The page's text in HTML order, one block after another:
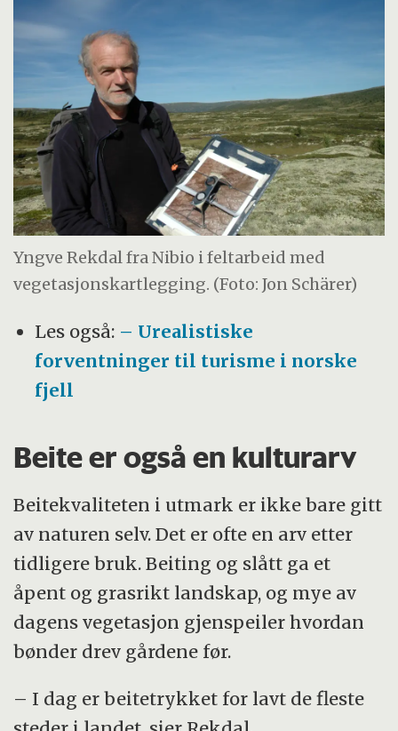
Yngve Rekdal fra Nibio i feltarbeid med
vegetasjonskartlegging. (Foto: Jon Schärer)
Les også: – Urealistiske
forventninger til turisme i norske
fjell
Beite er også en kulturarv
Beitekvaliteten i utmark er ikke bare gitt
av naturen selv. Det er ofte en arv etter
tidligere bruk. Beiting og slått ga et
åpent og grasrikt landskap, og mye av
dagens vegetasjon gjenspeiler hvordan
bønder drev gårdene før.
– I dag er beitetrykket for lavt de fleste